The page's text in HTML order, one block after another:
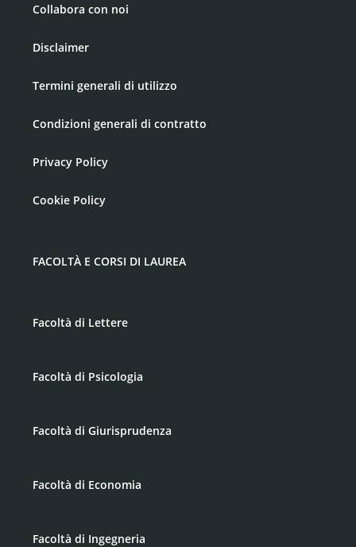
Collabora con noi
Disclaimer
Termini generali di utilizzo
Condizioni generali di contratto
Privacy Policy
Cookie Policy
FACOLTÀ E CORSI DI LAUREA
Facoltà di Lettere
Facoltà di Psicologia
Facoltà di Giurisprudenza
Facoltà di Economia
Facoltà di Ingegneria